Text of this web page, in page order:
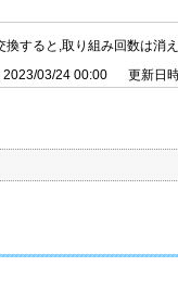
換すると,取り組み回数は消
2023/03/24 00:00 更新日